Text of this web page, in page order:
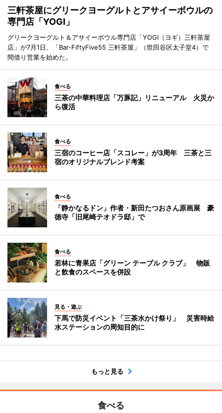
三軒茶屋にグリークヨーグルトとアサイーボウルの
専門店「YOGI」
グリークヨーグルト＆アサイーボウル専門店「YOGI（ヨギ）三軒茶屋
店」が7月1日、「Bar-FiftyFive55 三軒茶屋」（世田谷区太子堂4）で
間借り営業を始めた。
食べる
三茶の中華料理店「万豚記」リニューアル 火災か
ら復活
食べる
三宿のコーヒー店「スコレー」が3周年 三茶と三
宿のオリジナルブレンド考案
食べる
「静かなるドン」作者・新田たつおさん原画展 豪
徳寺「旧尾崎テオドラ邸」で
食べる
若林に青果店「グリーン テーブル クラブ」 物販
と飲食のスペースを併設
見る・遊ぶ
下馬で防災イベント「三茶水かけ祭り」 災害時給
水ステーションの周知目的に
もっと見る
食べる